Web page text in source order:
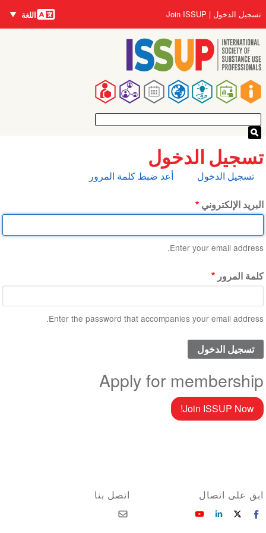
إلى
المحتوى
الرئيسي
Main
navigation
User
account
menu
تسجيل الدخول Join ISSUP اللغات
اللغة
تسجيل الدخول
التبويبات
الأساسية
تسجيل الدخول أعد ضبط كلمة المرور
البريد الإلكتروني
Enter your email address.
كلمة المرور
Enter the password that accompanies your email address.
Apply for membership
Join ISSUP Now!
اتصل بنا ابق على اتصال